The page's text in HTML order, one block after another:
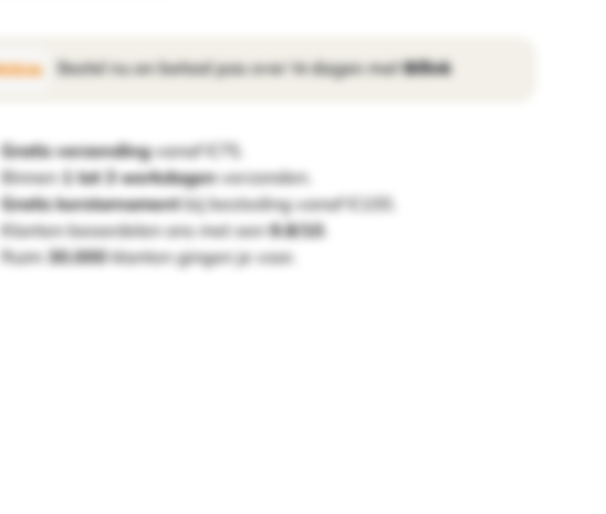
Bestel nu en betaal pas over 14 dagen met Billink
Gratis verzendingvanaf €75.
Binnen 1 tot 3 werkdagenverzonden.
Gratis kerstornamentbij besteding vanaf €100.
Klanten beoordelen ons met een9.8/10
Ruim 30.000klanten gingen je voor.